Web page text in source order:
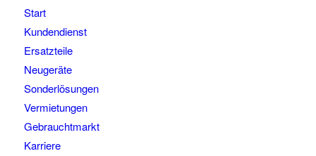
Start
Kundendienst
Ersatzteile
Neugeräte
Sonderlösungen
Vermietungen
Gebrauchtmarkt
Karriere